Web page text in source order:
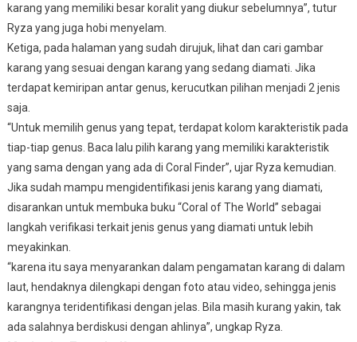
karang yang memiliki besar koralit yang diukur sebelumnya”, tutur
Ryza yang juga hobi menyelam.
Ketiga, pada halaman yang sudah dirujuk, lihat dan cari gambar
karang yang sesuai dengan karang yang sedang diamati. Jika
terdapat kemiripan antar genus, kerucutkan pilihan menjadi 2 jenis
saja.
“Untuk memilih genus yang tepat, terdapat kolom karakteristik pada
tiap-tiap genus. Baca lalu pilih karang yang memiliki karakteristik
yang sama dengan yang ada di Coral Finder”, ujar Ryza kemudian.
Jika sudah mampu mengidentifikasi jenis karang yang diamati,
disarankan untuk membuka buku “Coral of The World” sebagai
langkah verifikasi terkait jenis genus yang diamati untuk lebih
meyakinkan.
“karena itu saya menyarankan dalam pengamatan karang di dalam
laut, hendaknya dilengkapi dengan foto atau video, sehingga jenis
karangnya teridentifikasi dengan jelas. Bila masih kurang yakin, tak
ada salahnya berdiskusi dengan ahlinya”, ungkap Ryza.